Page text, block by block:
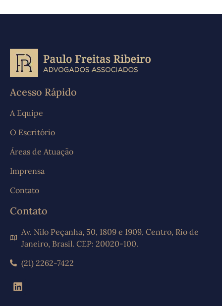
Acesso Rápido
A Equipe
O Escritório
Áreas de Atuação
Imprensa
Contato
Contato
Av. Nilo Peçanha, 50, 1809 e 1909, Centro, Rio de
Janeiro, Brasil. CEP: 20020-100.
(21) 2262-7422